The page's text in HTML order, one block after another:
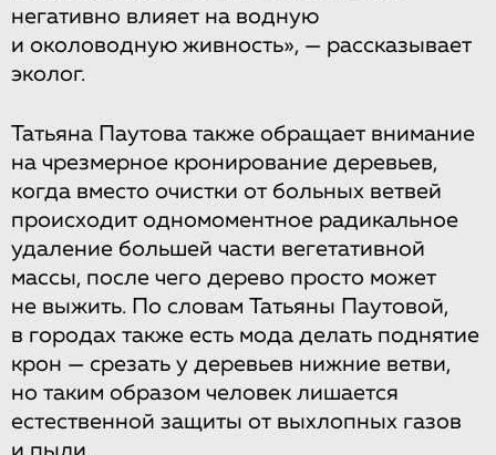
негативно влияет на водную
и околоводную живность», — рассказывает
эколог.
Татьяна Паутова также обращает внимание
на чрезмерное кронирование деревьев,
когда вместо очистки от больных ветвей
происходит одномоментное радикальное
удаление большей части вегетативной
массы, после чего дерево просто может
не выжить. По словам Татьяны Паутовой,
в городах также есть мода делать поднятие
крон — срезать у деревьев нижние ветви,
но таким образом человек лишается
естественной защиты от выхлопных газов
и пыли.